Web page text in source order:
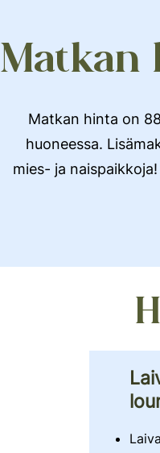
Matkan
Matkan hinta on
huoneessa.
mies- ja